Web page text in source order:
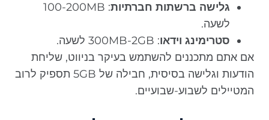
גלישה ברשתות חברתיות : 100-200MB
לשעה.
סטרימינג וידאו: 300MB-2GB לשעה.
אם אתם מתכננים להשתמש בעיקר בניווט, שליחת
הודעות וגלישה בסיסית, חבילה של 5GB תספיק לרוב
המטיילים לשבוע-שבועיים.